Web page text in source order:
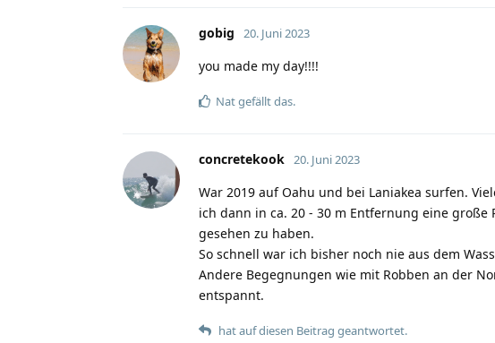
gobig 20. Juni 2023
you made my day!!!!
Natgefällt das.
concretekook 20. Juni 2023
War 2019 auf Oahu und bei Laniakea surfen.
ich dann in ca. 20 - 30 m Entfernung eine große
gesehen zu haben.
So schnell war ich bisher noch nie aus dem
Andere Begegnungen wie mit Robben an der
entspannt.
hat auf diesen Beitrag geantwortet.